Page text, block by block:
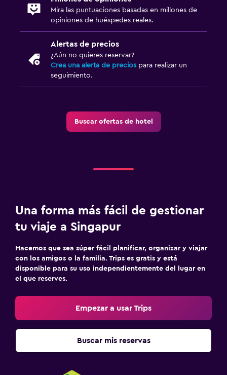
Mira las puntuaciones basadas en millones de
opiniones de huéspedes reales.
Alertas de precios
¿Aún no quieres reservar?
Crea una alerta de precios para realizar un
seguimiento.
Buscar ofertas de hotel
Una forma más fácil de gestionar
tu viaje a Singapur
Hacemos que sea súper fácil planificar, organizar y viajar
con los amigos o la familia. Trips es gratis y está
disponible para su uso independientemente del lugar en
el que reserves.
Empezar a usar Trips
Buscar mis reservas